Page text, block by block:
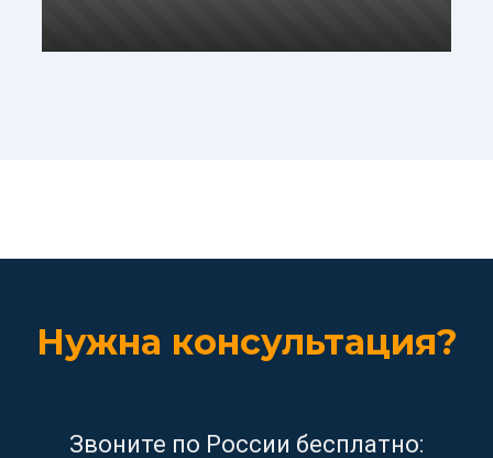
Нужна консультация?
Звоните по России бесплатно: